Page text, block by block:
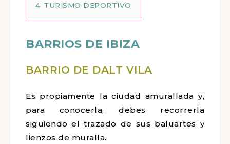
4 TURISMO DEPORTIVO
BARRIOS DE IBIZA
BARRIO DE DALT VILA
Es propiamente la ciudad amurallada y,
para conocerla, debes recorrerla
siguiendo el trazado de sus baluartes y
lienzos de muralla.